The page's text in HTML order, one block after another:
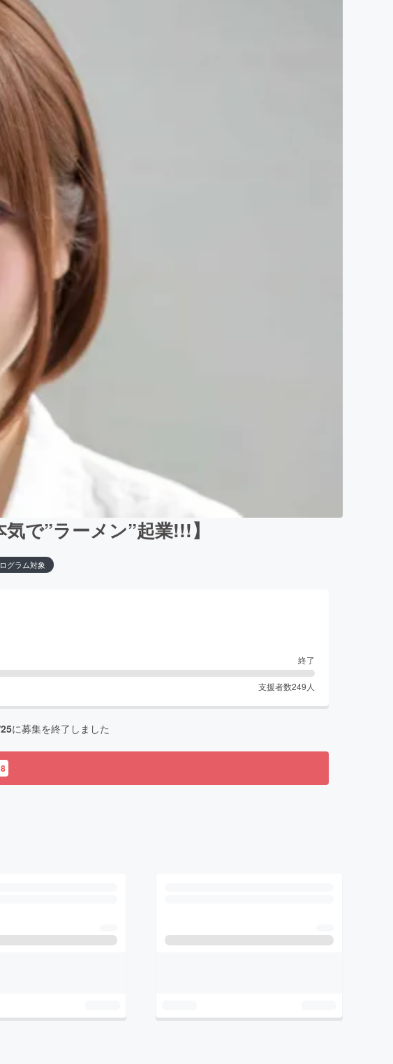
で”ラーメン”起業!!!】
グラム対象
終了
支援者数249 人
に募集を終了しました